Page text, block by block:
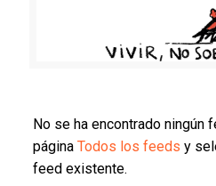
No se ha encontrado ningún
página Todos los feeds y
feed existente.